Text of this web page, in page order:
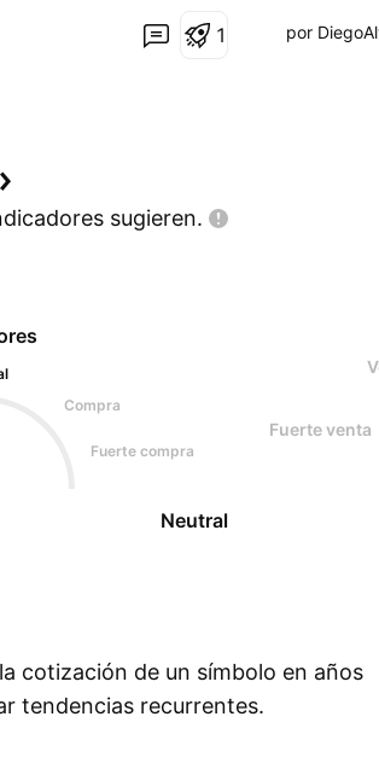
1 por
sugieren.
Compra
Fuerte compra
Neutral
Fuerte venta
cotización de un símbolo en años
tendencias recurrentes.